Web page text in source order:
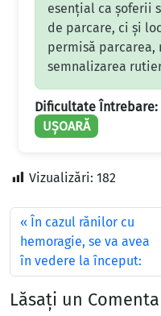
esențial ca șoferii
de parcare, ci și
permisă
semnalizarea
Dificultate Întrebare:
UȘOARĂ
Vizualizări: 182
În cazul rănilor cu
hemoragie, se va avea
în vedere la început:
Lăsați un